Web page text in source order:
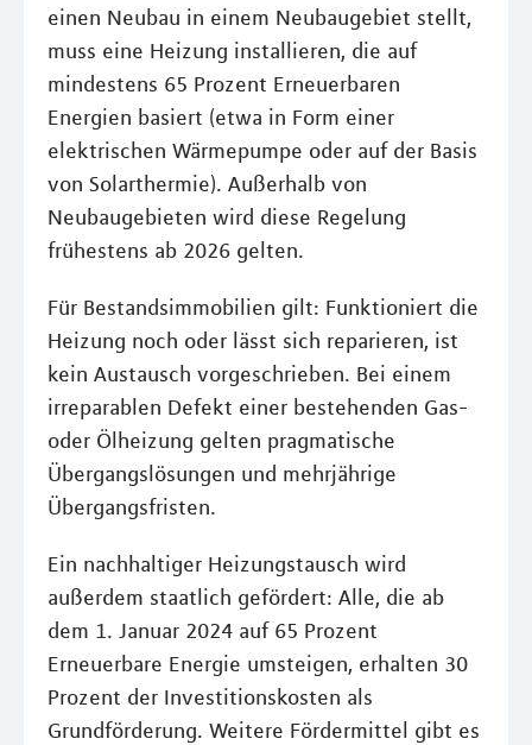
einen Neubau in einem Neubaugebiet stellt,
muss eine Heizung installieren, die auf
mindestens 65 Prozent Erneuerbaren
Energien basiert (etwa in Form einer
elektrischen Wärmepumpe oder auf der Basis
von Solarthermie). Außerhalb von
Neubaugebieten wird diese Regelung
frühestens ab 2026 gelten.
Für Bestandsimmobilien gilt: Funktioniert die
Heizung noch oder lässt sich reparieren, ist
kein Austausch vorgeschrieben. Bei einem
irreparablen Defekt einer bestehenden Gas-
oder Ölheizung gelten pragmatische
Übergangslösungen und mehrjährige
Übergangsfristen.
Ein nachhaltiger Heizungstausch wird
außerdem staatlich gefördert: Alle, die ab
dem 1. Januar 2024 auf 65 Prozent
Erneuerbare Energie umsteigen, erhalten 30
Prozent der Investitionskosten als
Grundförderung. Weitere Fördermittel gibt es